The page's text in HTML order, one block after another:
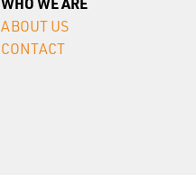
ABOUT US
CONTACT